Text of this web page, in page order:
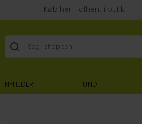
Køb her - afhent i butik
NYHEDER HUND